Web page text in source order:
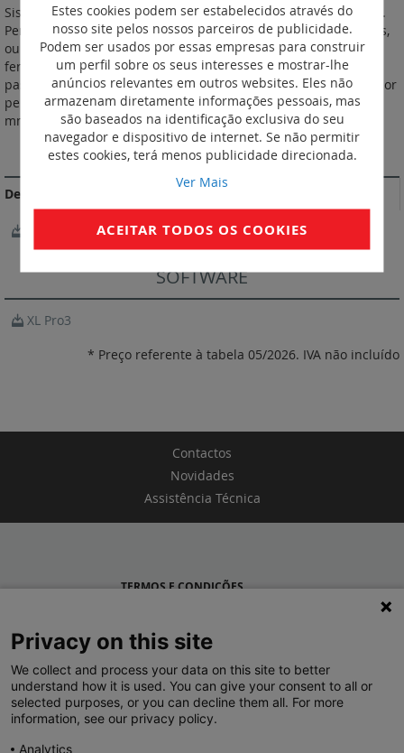
Sistema de ligação sem parafusos, por mola em aço inoxidável.
Permitem efectuar a ligação elétrica entre 2 condutores rígidos,
ou flexíveis com ou sem ponteira. Inserção direta e sem
ferramenta de condutor rígido, ou flexível com ponteira, até ao
passo de 6 mm 2 zonas para ligação equipotencial alternada por
pentes. Para calhas prof. 15 mm, EN 60715 prof. 7,5 mm e 15
mm. Cor cinzento. Passo 5.
DOCUMENTAÇÃO DE CONFORMIDADE
Declarações e certificados de conformidade
UL recogn-20100921-E60900
SOFTWARE
XL Pro3
* Preço referente à tabela 05/2026. IVA não incluído
Contactos
Novidades
Assistência Técnica
Estes cookies podem ser estabelecidos através do
nosso site pelos nossos parceiros de publicidade.
Podem ser usados por essas empresas para construir
um perfil sobre os seus interesses e mostrar-lhe
anúncios relevantes em outros websites. Eles não
armazenam diretamente informações pessoais, mas
são baseados na identificação exclusiva do seu
navegador e dispositivo de internet. Se não permitir
estes cookies, terá menos publicidade direcionada.
Ver Mais
ACEITAR TODOS OS COOKIES
TERMOS E CONDIÇÕES
LEGRAND PORTUGAL
GRUPO LEGRAND NO MUNDO
Privacy on this site
We collect and process your data on this site to better
understand how it is used. You can give your consent to all or
selected purposes, or you can decline them all. For more
information, see our privacy policy.
Analytics